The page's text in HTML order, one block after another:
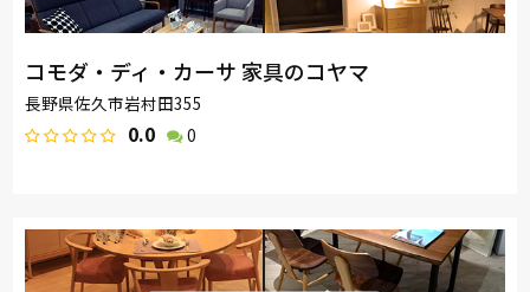
コモダ・ディ・カーサ 家具のコヤマ
長野県佐久市岩村田355
0.0 0